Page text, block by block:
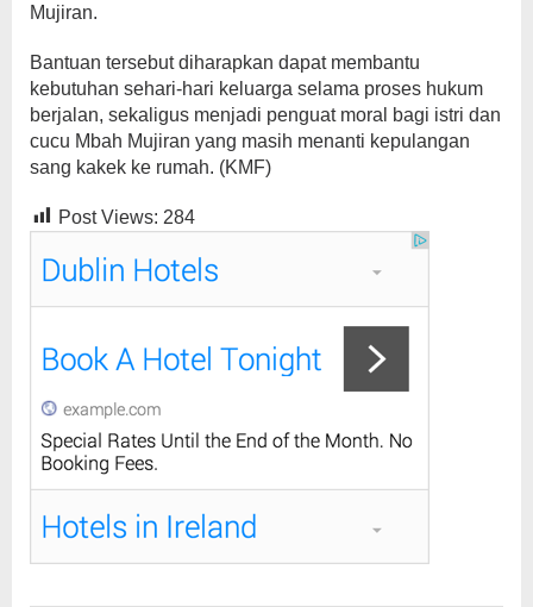
Mujiran.
Bantuan tersebut diharapkan dapat membantu
kebutuhan sehari-hari keluarga selama proses hukum
berjalan, sekaligus menjadi penguat moral bagi istri dan
cucu Mbah Mujiran yang masih menanti kepulangan
sang kakek ke rumah. (KMF)
Post Views: 284